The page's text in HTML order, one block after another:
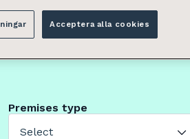
Premises type
Select
Acceptera alla cookies